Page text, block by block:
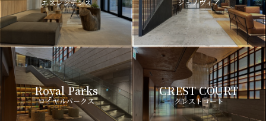
Royal Parks
ロイヤルパークス
CREST COURT
クレストコート